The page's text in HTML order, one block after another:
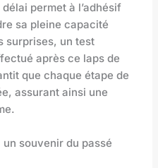
permet à l’adhésif
sa pleine capacité
surprises, un test
après ce laps de
que chaque étape de
assurant ainsi une
un souvenir du passé